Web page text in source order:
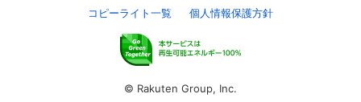
ジットカード情報の変更が可能です。
決済方法の変更が可能です。
コピーライト一覧
個人情報保護方針
© Rakuten Group, Inc.